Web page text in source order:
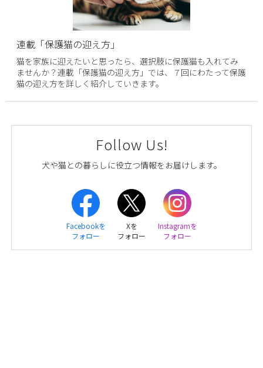
連載「保護猫の迎え方」
猫を家族に迎えたいと思ったら、選択肢に保護猫も入れてみ
ませんか？連載「保護猫の迎え方」では、７回にわたって保護
猫の迎え方を詳しく紹介していきます。
Follow Us!
犬や猫との暮らしに役立つ情報をお届けします。
Facebookを
フォロー
Xを
フォロー
Instagramを
フォロー